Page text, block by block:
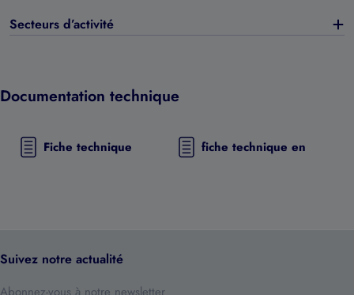
Secteurs d’activité
Documentation technique
Fiche technique fiche technique en
Suivez notre actualité